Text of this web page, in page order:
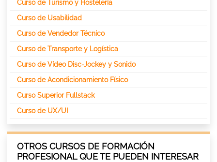
Curso de Turismo y Hostelería
Curso de Usabilidad
Curso de Vendedor Técnico
Curso de Transporte y Logística
Curso de Vídeo Disc-Jockey y Sonido
Curso de Acondicionamiento Físico
Curso Superior Fullstack
Curso de UX/UI
OTROS CURSOS DE FORMACIÓN
PROFESIONAL QUE TE PUEDEN INTERESAR